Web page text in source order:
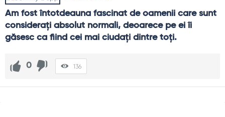
Am fost întotdeauna fascinat de oamenii care sunt
consideraţi absolut normali, deoarece pe ei îi
găsesc ca fiind cei mai ciudaţi dintre toţi.
0 136